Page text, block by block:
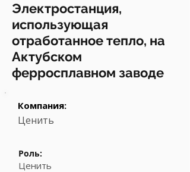
Электростанция,
использующая
отработанное тепло, на
Актубском
ферросплавном заводе
Компания:
Ценить
Роль:
Ценить